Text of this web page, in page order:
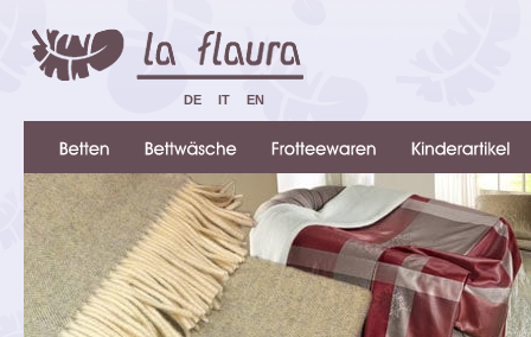
DE IT EN